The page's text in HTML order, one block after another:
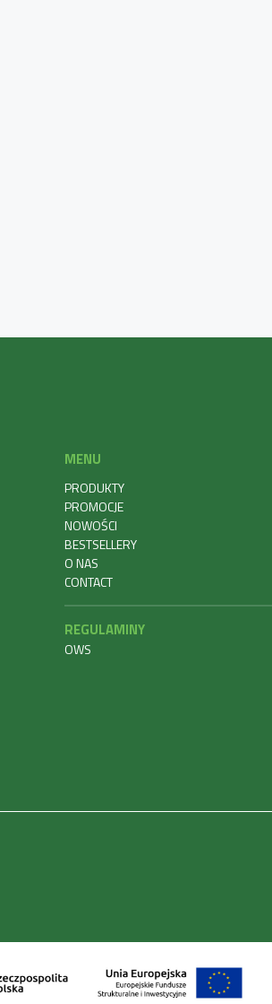
MENU
PRODUKTY
PROMOCJE
NOWOŚCI
BESTSELLERY
O NAS
CONTACT
REGULAMINY
OWS